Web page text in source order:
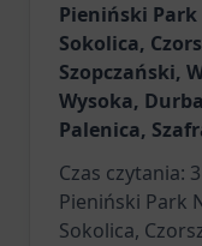
Pieniński
Sokolica,
Szopczański,
Wysoka,
Palenica,
Czas czytania: 3
Pieniński Park
Sokolica,